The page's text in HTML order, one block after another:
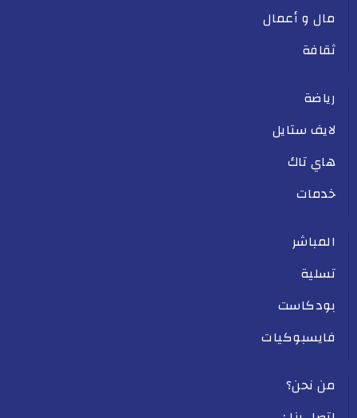
مال و أعمال
ثقافة
رياضة
لايف ستايل
هاي تاك
خدمات
المباشر
تسلية
بودكاست
فايسبوكيات
من نحن؟